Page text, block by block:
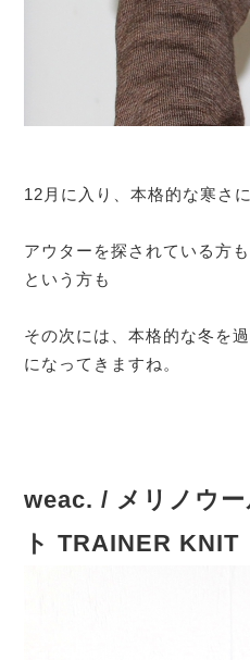
12月に入り、本格的な寒さ
アウターを探されている方
という方も
その次には、本格的な冬を
になってきますね。
weac. / メリノウ
ト TRAINER KNIT